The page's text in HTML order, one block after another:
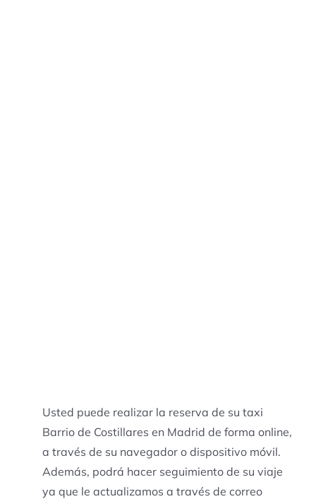
Usted puede realizar la reserva de su taxi
Barrio de Costillares en Madrid de forma online,
a través de su navegador o dispositivo móvil.
Además, podrá hacer seguimiento de su viaje
ya que le actualizamos a través de correo